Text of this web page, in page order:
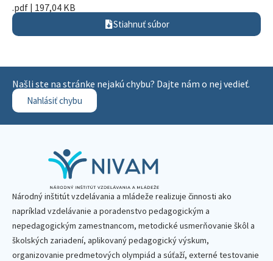
.pdf | 197,04 KB
Stiahnuť súbor
Našli ste na stránke nejakú chybu? Dajte nám o nej vedieť.
Nahlásiť chybu
Národný inštitút vzdelávania a mládeže realizuje činnosti ako
napríklad vzdelávanie a poradenstvo pedagogickým a
nepedagogickým zamestnancom, metodické usmerňovanie škôl a
školských zariadení, aplikovaný pedagogický výskum,
organizovanie predmetových olympiád a súťaží, externé testovanie